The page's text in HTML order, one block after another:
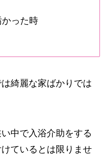
った時
綺麗な家ばかりでは
中で入浴介助をする
ているとは限りませ